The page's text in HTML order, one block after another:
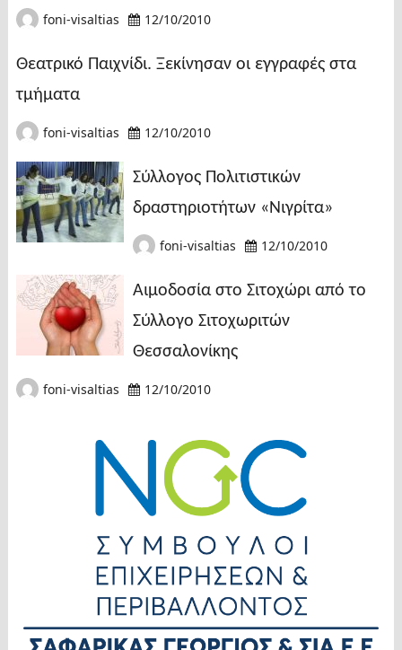
foni-visaltias 12/10/2010
Θεατρικό Παιχνίδι. Ξεκίνησαν οι εγγραφές στα
τμήματα
foni-visaltias 12/10/2010
Σύλλογος Πολιτιστικών
δραστηριοτήτων «Νιγρίτα»
foni-visaltias 12/10/2010
Αιμοδοσία στο Σιτοχώρι από το
Σύλλογο Σιτοχωριτών
Θεσσαλονίκης
foni-visaltias 12/10/2010